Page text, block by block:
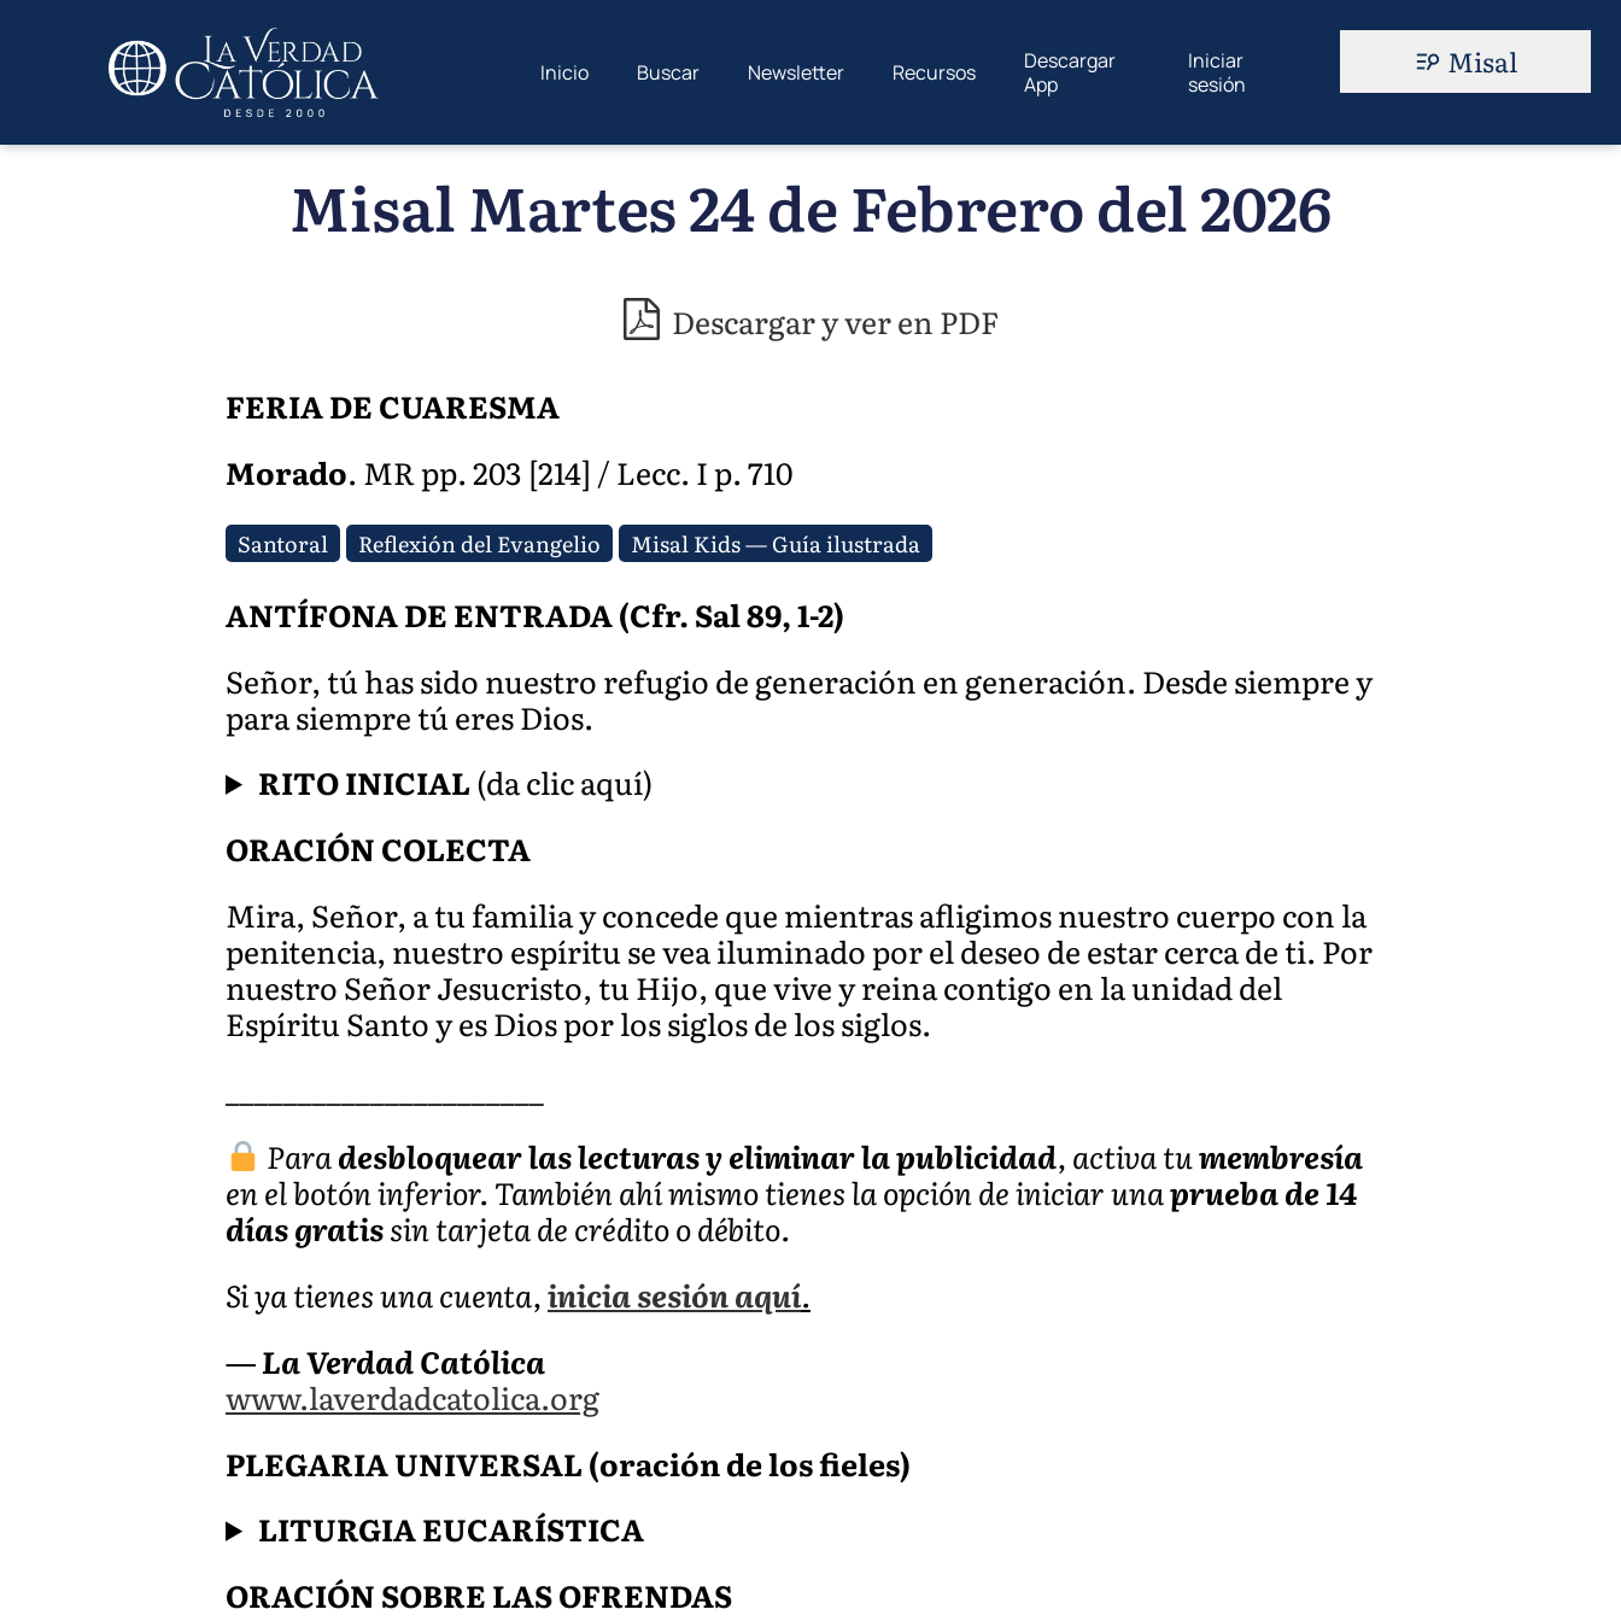
Inicio Buscar Newsletter Recursos
Descargar
App
Iniciar
sesión
Misal
Misal Martes 24 de Febrero del 2026
Descargar y ver en PDF
FERIA DE CUARESMA
Morado. MR pp. 203 [214] / Lecc. I p. 710
Santoral Reflexión del Evangelio Misal Kids — Guía ilustrada
ANTÍFONA DE ENTRADA (Cfr. Sal 89, 1-2)
Señor, tú has sido nuestro refugio de generación en generación. Desde siempre y
para siempre tú eres Dios.
RITO INICIAL(da clic aquí)
ORACIÓN COLECTA
Mira, Señor, a tu familia y concede que mientras afligimos nuestro cuerpo con la
penitencia, nuestro espíritu se vea iluminado por el deseo de estar cerca de ti. Por
nuestro Señor Jesucristo, tu Hijo, que vive y reina contigo en la unidad del
Espíritu Santo y es Dios por los siglos de los siglos.
Paradesbloquear las lecturas y eliminar la publicidad, activa tumembresía
en el botón inferior. También ahí mismo tienes la opción de iniciar unaprueba de 14
días gratissin tarjeta de crédito o débito.
Si ya tienes una cuenta,inicia sesión aquí.
— La Verdad Católica
www.laverdadcatolica.org
PLEGARIA UNIVERSAL (oración de los fieles)
LITURGIA EUCARÍSTICA
ORACIÓN SOBRE LAS OFRENDAS